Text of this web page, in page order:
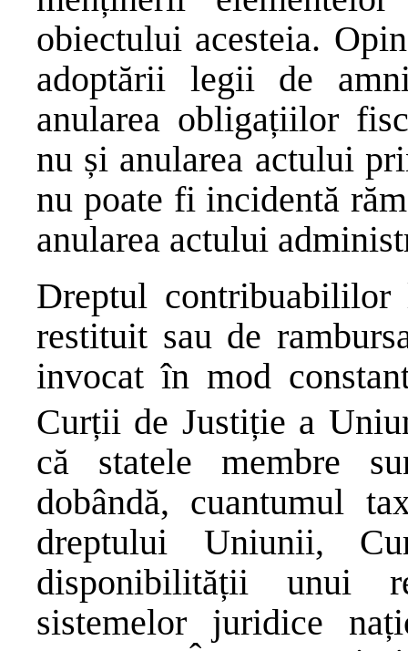
obiectului acesteia.
adoptării legii de
anularea obligațiilor
nu și anularea actului
nu poate fi incidentă
anularea actului
Dreptul contribuabililor
restituit sau de
invocat în mod
Curții de Justiție a
că statele membre
dobândă, cuantumul
dreptului Uniunii,
disponibilității unui
sistemelor juridice